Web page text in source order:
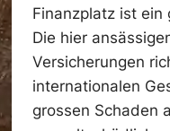
Finanzplatz ist ein
Die hier
Versicherungen
internationalen
grossen Schaden